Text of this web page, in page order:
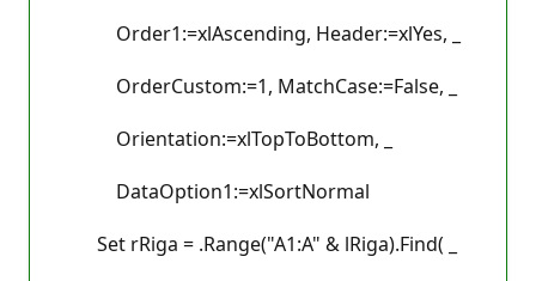
Order1:=xlAscending, Header:=xlYes, _
OrderCustom:=1, MatchCase:=False, _
Orientation:=xlTopToBottom, _
DataOption1:=xlSortNormal
Set rRiga = .Range("A1:A" & lRiga).Find( _